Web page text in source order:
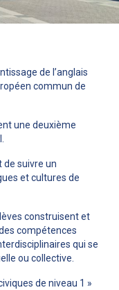
de l’anglais
commun de
une deuxième
suivre un
et cultures de
construisent et
compétences
qui se
ou collective.
de niveau 1 »